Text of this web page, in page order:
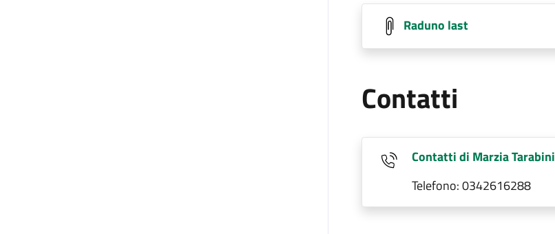
Raduno last
Contatti
Contatti di Marzia Tarabini
Telefono: 0342616288